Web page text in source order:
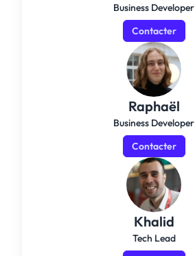
Business Developer
Contacter
Raphaël
Business Developer
Contacter
Khalid
Tech Lead